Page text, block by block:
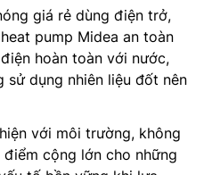
giá rẻ dùng điện trở,
pump Midea an toàn
hoàn toàn với nước,
sử dụng nhiên liệu đốt nên
với môi trường, không
cộng lớn cho những